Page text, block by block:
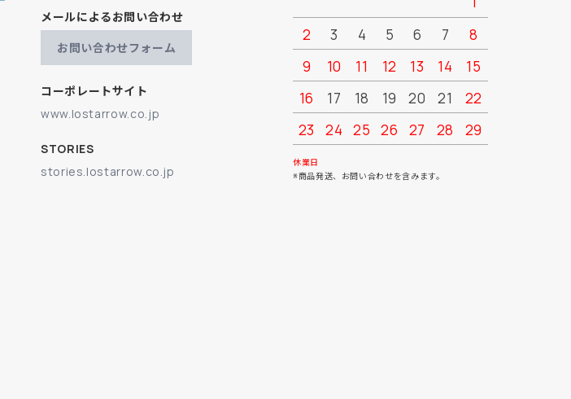
メールによるお問い合わせ
お問い合わせフォーム
コーポレートサイト
www.lostarrow.co.jp
STORIES
stories.lostarrow.co.jp
2
3 4 5 6 7
8
9
10 11 12 13 14
15
16
17 18 19 20 21
22
23
24 25 26 27 28
29
30
休業日
※商品発送、お問い合わせを含みます。